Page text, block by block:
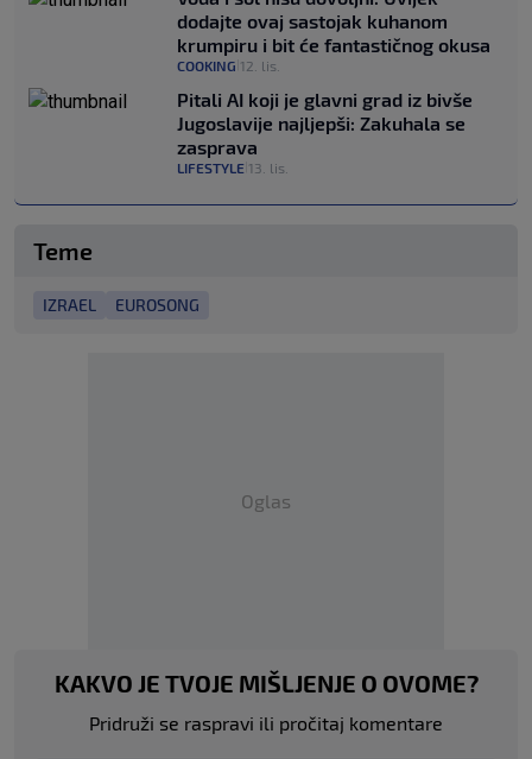
dodajte ovaj sastojak kuhanom
krumpiru i bit će fantastičnog okusa
COOKING 12. lis.
Pitali AI koji je glavni grad iz bivše
Jugoslavije najljepši: Zakuhala se
zasprava
LIFESTYLE 13. lis.
Teme
IZRAEL EUROSONG
Oglas
KAKVO JE TVOJE MIŠLJENJE O OVOME?
Pridruži se raspravi ili pročitaj komentare